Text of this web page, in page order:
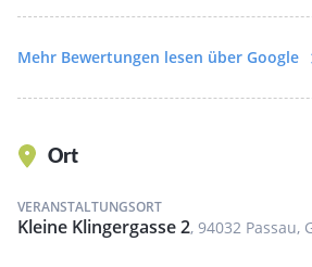
Nimm dir Zeit! Falls du die Fahrt
20€ pro Tag(40€ für E-bike).
Mehr Bewertungen lesen über Google
Ort
VERANSTALTUNGSORT
Kleine Klingergasse 2, 94032 Passau,